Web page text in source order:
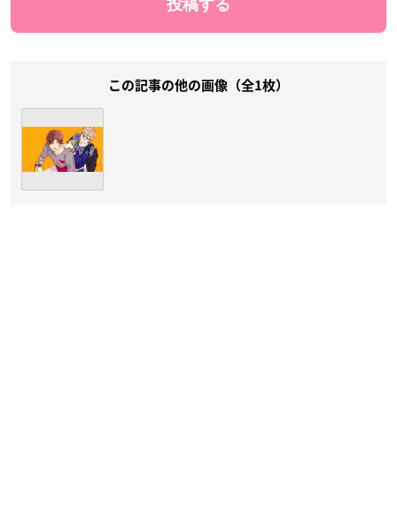
この記事の他の画像（全1枚）